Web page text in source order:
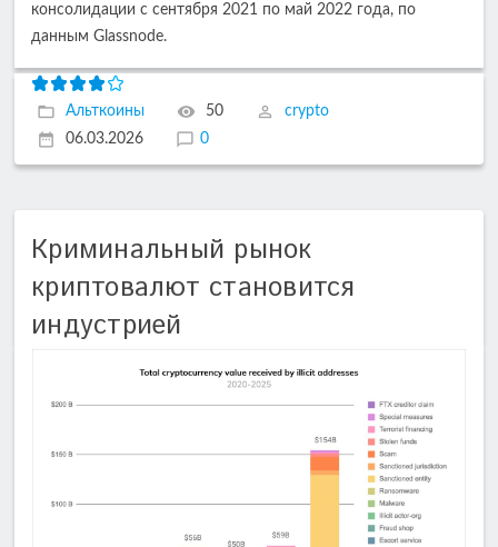
консолидации с сентября 2021 по май 2022 года, по
данным Glassnode.
Альткоины 50
crypto
06.03.2026
0
Криминальный рынок
криптовалют становится
индустрией